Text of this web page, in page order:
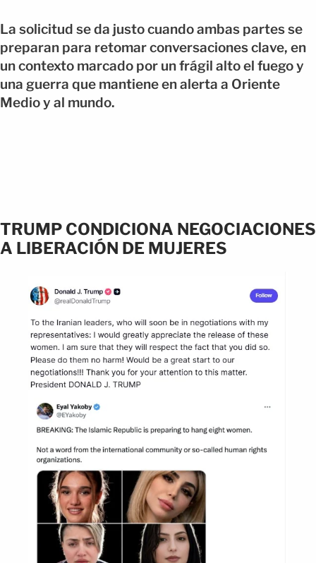
La solicitud se da justo cuando ambas partes se
preparan para retomar conversaciones clave, en
un contexto marcado por un frágil alto el fuego y
una guerra que mantiene en alerta a Oriente
Medio y al mundo.
TRUMP CONDICIONA NEGOCIACIONES
A LIBERACIÓN DE MUJERES